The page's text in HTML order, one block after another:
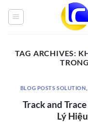
TAG ARCHIVES:
BLOG POSTS SOLUTION
Track and
Lý